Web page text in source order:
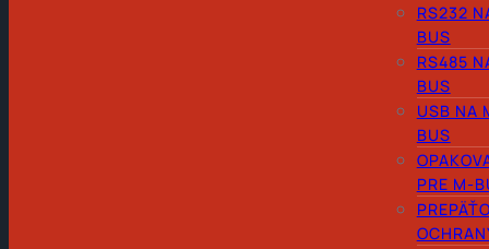
RS232
BUS
RS485
BUS
USB NA
BUS
PRE M-